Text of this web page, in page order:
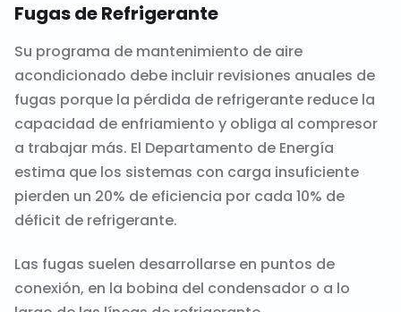
Fugas de Refrigerante
Su programa de mantenimiento de aire
acondicionado debe incluir revisiones anuales de
fugas porque la pérdida de refrigerante reduce la
capacidad de enfriamiento y obliga al compresor
a trabajar más. El Departamento de Energía
estima que los sistemas con carga insuficiente
pierden un 20% de eficiencia por cada 10% de
déficit de refrigerante.
Las fugas suelen desarrollarse en puntos de
conexión, en la bobina del condensador o a lo